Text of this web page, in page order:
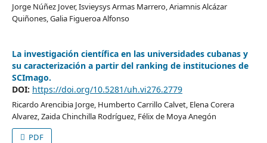
Jorge Núñez Jover, Isvieysys Armas Marrero, Ariamnis Alcázar
Quiñones, Galia Figueroa Alfonso
La investigación científica en las universidades cubanas y
su caracterización a partir del ranking de instituciones de
SCImago.
DOI: https://doi.org/10.5281/uh.vi276.2779
Ricardo Arencibia Jorge, Humberto Carrillo Calvet, Elena Corera
Alvarez, Zaida Chinchilla Rodríguez, Félix de Moya Anegón
PDF